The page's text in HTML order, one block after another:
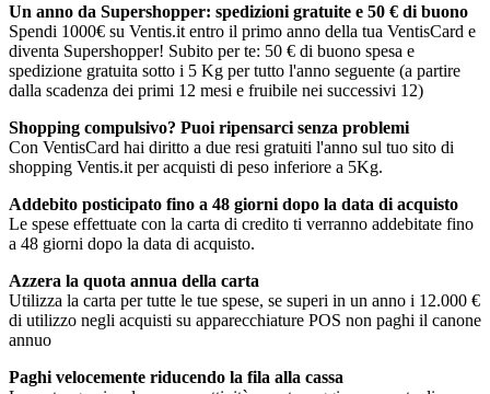
Un anno da Supershopper: spedizioni gratuite e 50 € di buono
Spendi 1000€ su Ventis.it entro il primo anno della tua VentisCard e
diventa Supershopper! Subito per te: 50 € di buono spesa e
spedizione gratuita sotto i 5 Kg per tutto l'anno seguente (a partire
dalla scadenza dei primi 12 mesi e fruibile nei successivi 12)
Shopping compulsivo? Puoi ripensarci senza problemi
Con VentisCard hai diritto a due resi gratuiti l'anno sul tuo sito di
shopping Ventis.it per acquisti di peso inferiore a 5Kg.
Addebito posticipato fino a 48 giorni dopo la data di acquisto
Le spese effettuate con la carta di credito ti verranno addebitate fino
a 48 giorni dopo la data di acquisto.
Azzera la quota annua della carta
Utilizza la carta per tutte le tue spese, se superi in un anno i 12.000 €
di utilizzo negli acquisti su apparecchiature POS non paghi il canone
annuo
Paghi velocemente riducendo la fila alla cassa